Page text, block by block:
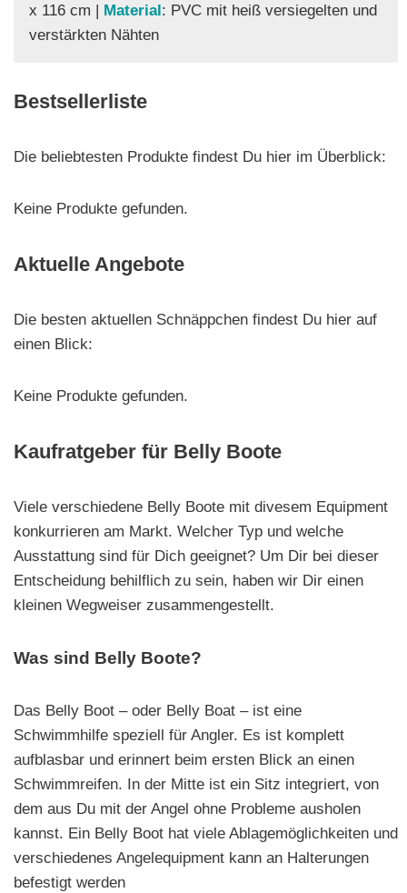
x 116 cm | Material: PVC mit heiß versiegelten und
verstärkten Nähten
Bestsellerliste
Die beliebtesten Produkte findest Du hier im Überblick:
Keine Produkte gefunden.
Aktuelle Angebote
Die besten aktuellen Schnäppchen findest Du hier auf
einen Blick:
Keine Produkte gefunden.
Kaufratgeber für Belly Boote
Viele verschiedene Belly Boote mit divesem Equipment
konkurrieren am Markt. Welcher Typ und welche
Ausstattung sind für Dich geeignet? Um Dir bei dieser
Entscheidung behilflich zu sein, haben wir Dir einen
kleinen Wegweiser zusammengestellt.
Was sind Belly Boote?
Das Belly Boot – oder Belly Boat – ist eine
Schwimmhilfe speziell für Angler. Es ist komplett
aufblasbar und erinnert beim ersten Blick an einen
Schwimmreifen. In der Mitte ist ein Sitz integriert, von
dem aus Du mit der Angel ohne Probleme ausholen
kannst. Ein Belly Boot hat viele Ablagemöglichkeiten und
verschiedenes Angelequipment kann an Halterungen
befestigt werden